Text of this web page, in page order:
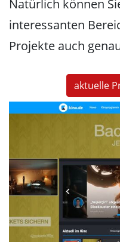
Natürlich können
interessanten
Projekte auch
aktuelle
Backrooms
animiertes responsive
mobile Brandbooster
Vermarkterportale
Werbekampagne